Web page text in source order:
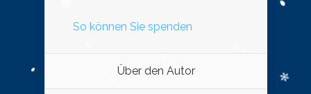
So können Sie spenden
Über den Autor